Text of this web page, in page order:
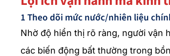
1 Theo dõi mức nước/nhiên liệu
Nhờ độ hiển thị rõ ràng, người vận
các biến động bất thường trong